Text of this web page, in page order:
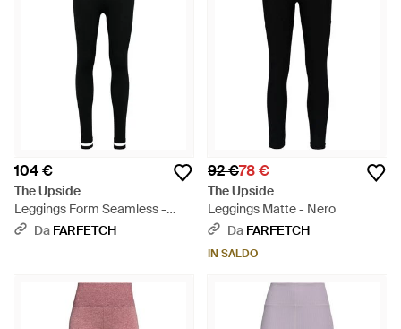
104 €
The Upside
Leggings Form Seamless -
NeroDa FARFETCH
92 €78 €
The Upside
Leggings Matte - Nero
Da FARFETCH
IN SALDO